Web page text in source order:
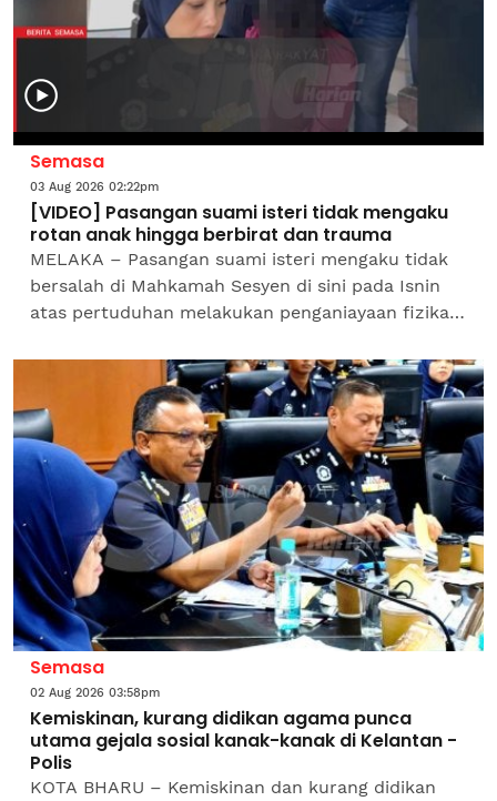
Semasa
03 Aug 2026 02:22pm
[VIDEO] Pasangan suami isteri tidak mengaku
rotan anak hingga berbirat dan trauma
MELAKA – Pasangan suami isteri mengaku tidak
bersalah di Mahkamah Sesyen di sini pada Isnin
atas pertuduhan melakukan penganiayaan fizikal
bulan...
Semasa
02 Aug 2026 03:58pm
Kemiskinan, kurang didikan agama punca
utama gejala sosial kanak-kanak di Kelantan -
Polis
KOTA BHARU – Kemiskinan dan kurang didikan